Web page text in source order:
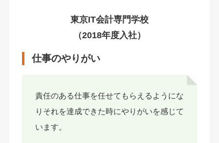
東京IT会計専門学校
（2018年度入社）
仕事のやりがい
責任のある仕事を任せてもらえるようにな
りそれを達成できた時にやりがいを感じて
います。